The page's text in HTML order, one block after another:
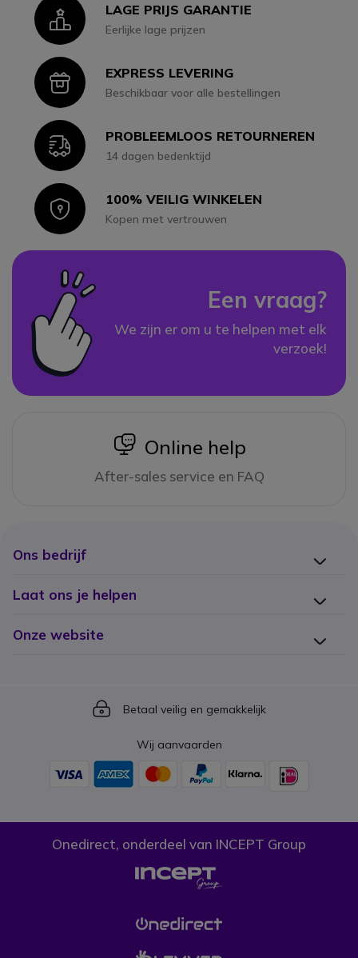
IconLAGE PRIJS GARANTIE
Eerlijke lage prijzen
IconEXPRESS LEVERING
Beschikbaar voor alle bestellingen
IconPROBLEEMLOOS RETOURNEREN
14 dagen bedenktijd
Icon100% VEILIG WINKELEN
Kopen met vertrouwen
Een vraag?
We zijn er om u te helpen met elk
verzoek!
icon
Online help
After-sales service en FAQ
Ons bedrijf
Laat ons je helpen
Onze website
Icon
Betaal veilig en gemakkelijk
Wij aanvaarden
Onedirect, onderdeel van INCEPT Group